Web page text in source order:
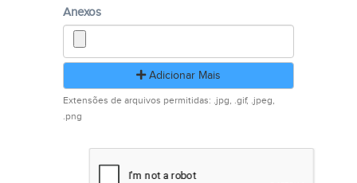
Anexos
Adicionar Mais
Extensões de arquivos permitidas: .jpg, .gif, .jpeg,
.png